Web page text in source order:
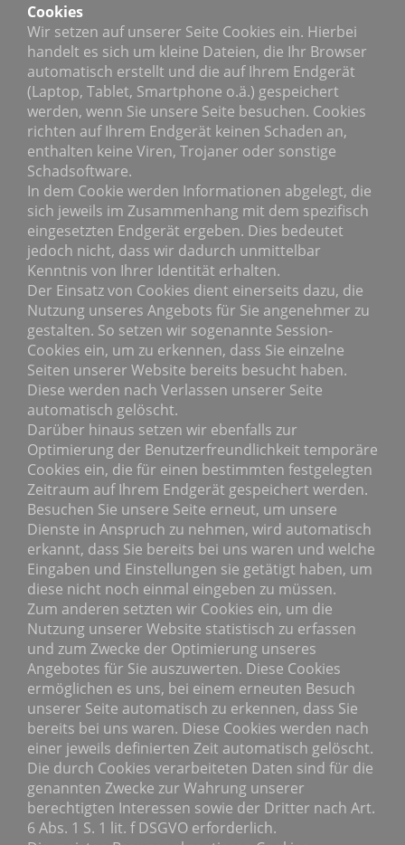
Cookies
Wir setzen auf unserer Seite Cookies ein. Hierbei
handelt es sich um kleine Dateien, die Ihr Browser
automatisch erstellt und die auf Ihrem Endgerät
(Laptop, Tablet, Smartphone o.ä.) gespeichert
werden, wenn Sie unsere Seite besuchen. Cookies
richten auf Ihrem Endgerät keinen Schaden an,
enthalten keine Viren, Trojaner oder sonstige
Schadsoftware.
In dem Cookie werden Informationen abgelegt, die
sich jeweils im Zusammenhang mit dem spezifisch
eingesetzten Endgerät ergeben. Dies bedeutet
jedoch nicht, dass wir dadurch unmittelbar
Kenntnis von Ihrer Identität erhalten.
Der Einsatz von Cookies dient einerseits dazu, die
Nutzung unseres Angebots für Sie angenehmer zu
gestalten. So setzen wir sogenannte Session-
Cookies ein, um zu erkennen, dass Sie einzelne
Seiten unserer Website bereits besucht haben.
Diese werden nach Verlassen unserer Seite
automatisch gelöscht.
Darüber hinaus setzen wir ebenfalls zur
Optimierung der Benutzerfreundlichkeit temporäre
Cookies ein, die für einen bestimmten festgelegten
Zeitraum auf Ihrem Endgerät gespeichert werden.
Besuchen Sie unsere Seite erneut, um unsere
Dienste in Anspruch zu nehmen, wird automatisch
erkannt, dass Sie bereits bei uns waren und welche
Eingaben und Einstellungen sie getätigt haben, um
diese nicht noch einmal eingeben zu müssen.
Zum anderen setzten wir Cookies ein, um die
Nutzung unserer Website statistisch zu erfassen
und zum Zwecke der Optimierung unseres
Angebotes für Sie auszuwerten. Diese Cookies
ermöglichen es uns, bei einem erneuten Besuch
unserer Seite automatisch zu erkennen, dass Sie
bereits bei uns waren. Diese Cookies werden nach
einer jeweils definierten Zeit automatisch gelöscht.
Die durch Cookies verarbeiteten Daten sind für die
genannten Zwecke zur Wahrung unserer
berechtigten Interessen sowie der Dritter nach Art.
6 Abs. 1 S. 1 lit. f DSGVO erforderlich.